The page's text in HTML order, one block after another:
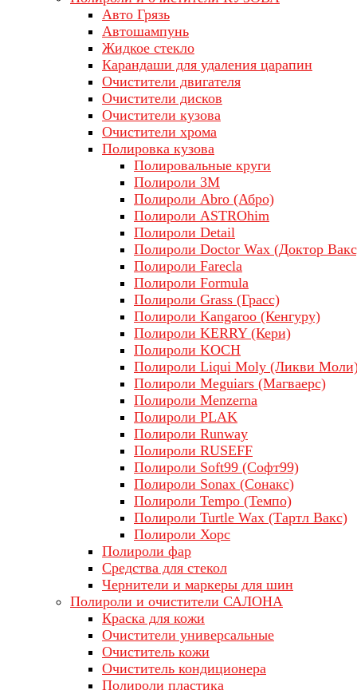
Авто Грязь
Автошампунь
Жидкое стекло
Карандаши для удаления царапин
Очистители двигателя
Очистители дисков
Очистители кузова
Очистители хрома
Полировка кузова
Полировальные круги
Полироли 3М
Полироли Abro (Абро)
Полироли ASTROhim
Полироли Detail
Полироли Doctor Wax (Доктор
Полироли Farecla
Полироли Formula
Полироли Grass (Грасс)
Полироли Kangaroo (Кенгуру)
Полироли KERRY (Кери)
Полироли KOCH
Полироли Liqui Moly (Ликви
Полироли Meguiars (Магваерс)
Полироли Menzerna
Полироли PLAK
Полироли Runway
Полироли RUSEFF
Полироли Soft99 (Софт99)
Полироли Sonax (Сонакс)
Полироли Tempo (Темпо)
Полироли Turtle Wax (Тартл Вакс)
Полироли Хорс
Полироли фар
Средства для стекол
Чернители и маркеры для шин
Полироли и очистители САЛОНА
Краска для кожи
Очистители универсальные
Очиститель кожи
Очиститель кондиционера
Полироли пластика